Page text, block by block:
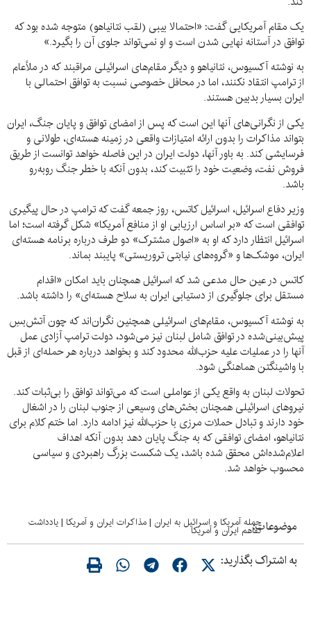
یک مقام آمریکایی گفت: «احتمالا بیبی (لقب نتانیاهو) متوجه شده بود که
توافق در آستانه نهایی شدن است و او نمی‌تواند جلوی آن را بگیرد.»
به نوشته آکسیوس، نتانیاهو و دیگر مقام‌های اسرائیلی مراقبند که در ملأعام
از ترامپ انتقاد نکنند، اما در محافل خصوصی نسبت به توافق احتمالی با
ایران بسیار بدبین هستند.
یکی از نگرانی‌های آنها این است که پس از امضای توافق و پایان جنگ، ایران
بتواند مذاکرات را بدون ارائه امتیازات واقعی در زمینه هسته‌ای، طولانی و
فرسایشی کند. به باور آنها، دولت ایران در این فاصله خواهد توانست از طریق
فروش نفت، وضعیت خود را تثبیت کند، بدون آنکه با خطر جنگ روبه‌رو
باشد.
وزیر دفاع اسرائیل، اسرائیل کاتس، روز جمعه گفت که ترامپ در حال پیگیری
توافقی است که «بر اساس ارزیابی او از منافع آمریکا» شکل گرفته است؛ اما
اسرائیل انتظار دارد که او به «اصول مشترک» دو طرف درباره برنامه هسته‌ای
ایران، موشک‌ها و «گروه‌های نیابتی تروریستی» پایبند بماند.
کاتس در عین حال مدعی شد که اسرائیل همچنان باید امکان «اقدام
مستقل برای جلوگیری از دستیابی ایران به سلاح هسته‌ای» را داشته باشد.
به نوشته آکسیوس، مقام‌های اسرائیلی همچنین نگران‌اند که چون آتش‌بسِ
پیش‌بینی‌شده در توافق شامل لبنان نیز می‌شود، دولت ترامپ آزادی عمل
آنها را در عملیات علیه حزب‌الله محدود کند و بخواهد درباره هر حمله‌ای از قبل
با واشینگتن هماهنگی شود.
تحولات لبنان به واقع یکی از عواملی است که می‌تواند توافق را بی‌ثبات کند.
نیروهای اسرائیلی همچنان بخش‌های وسیعی از جنوب لبنان را در اشغال
خود دارند و تبادل حملات مرزی با حزب‌الله نیز ادامه دارد. اما ختم کلام برای
نتانیاهو، امضای توافقی که به جنگ پایان دهد بدون آنکه اهداف
اعلام‌شده‌اش محقق شده باشد، یک شکست بزرگ راهبردی و سیاسی
محسوب خواهد شد.
موضوعات:حمله آمریکا و اسرائیل به ایران |مذاکرات ایران و آمریکا |یادداشت
تفاهم ایران و آمریکا
به اشتراک بگذارید: